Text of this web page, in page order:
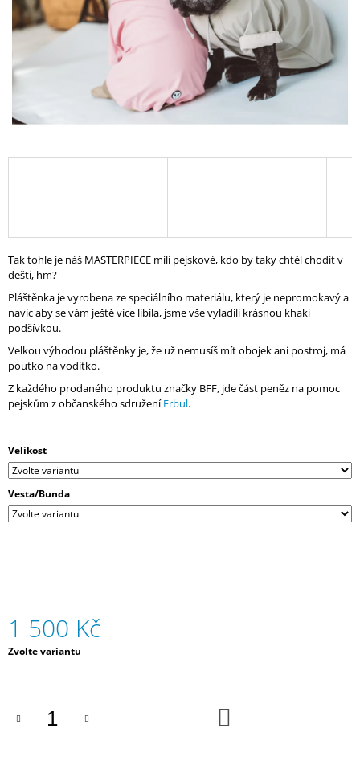
Tak tohle je náš MASTERPIECE milí pejskové, kdo by taky chtěl chodit v
dešti, hm?
Pláštěnka je vyrobena ze speciálního materiálu, který je nepromokavý a
navíc aby se vám ještě více líbila, jsme vše vyladili krásnou khaki
podšívkou.
Velkou výhodou pláštěnky je, že už nemusíš mít obojek ani postroj, má
poutko na vodítko.
Z každého prodaného produktu značky BFF, jde část peněz na pomoc
pejskům z občanského sdruženíFrbul.
Velikost
Vesta/Bunda
1 500 Kč
Měrná
Zvolte variantu
A
J
Í
T
D
O
P
O
R
U
Č
U
J
E
M
AUTOSEDAČKA/PELÍŠEK
3
400
Kč